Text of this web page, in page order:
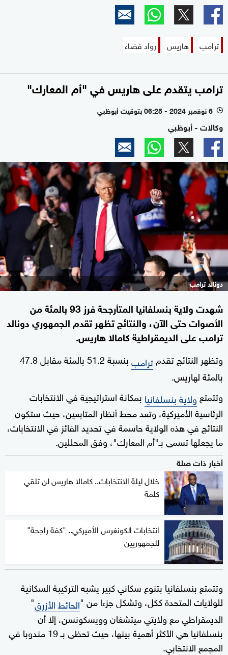
ترامب هاريس رواد فضاء
ترامب يتقدم على هاريس في "أم المعارك"
l 6 نوفمبر 2024 - 06:25 بتوقيت أبوظبي
وكالات - أبوظبي
دونالد ترامب
شهدت ولاية بنسلفانيا المتأرجحة فرز 93 بالمئة من
الأصوات حتى الآن، والنتائج تظهر تقدم الجمهوري دونالد
ترامب على الديمقراطية كامالا هاريس.
وتظهر النتائج تقدمترامب
بنسبة 51.2 بالمئة مقابل 47.8
بالمئة لهاريس.
وتتمتع ولاية بنسلفانيا بمكانة استراتيجية في الانتخابات
الرئاسية الأميركية، وتعد محط أنظار المتابعين، حيث ستكون
النتائج في هذه الولاية حاسمة في تحديد الفائز في الانتخابات،
ما يجعلها تسمى بـ"أم المعارك"، وفق المحللين.
أخبار ذات صلة
خلال ليلة الانتخابات.. كامالا هاريس لن تلقي
كلمة
انتخابات الكونغرس الأميركي.. "كفة راجحة"
للجمهوريين
وتتمتع بنسلفانيا بتنوع سكاني كبير يشبه التركيبة السكانية
للولايات المتحدة ككل، وتشكل جزءا من "الحائط الأزرق"
الديمقراطي مع ولايتي ميتشغان وويسكونسن، إلا أن
بنسلفانيا هي الأكثر أهمية بينها، حيث تحظى بـ 19 مندوبا في
المجمع الانتخابي.